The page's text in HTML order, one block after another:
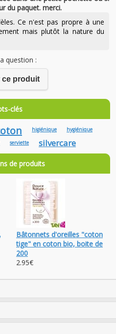
du paquet. merci.
Ce n'est pas propre à une
mais plutôt la nature du
question :
ce produit
clés
higiénique
hygiénique
serviette silvercare
de produits
Bâtonnets d'oreilles "coton
tige" en coton bio, boite de
200
2.95€